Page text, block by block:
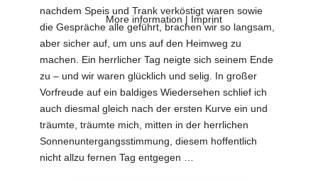
nachdem Speis und Trank verköstigt waren sowie
die Gespräche alle geführt, brachen wir so langsam,
aber sicher auf, um uns auf den Heimweg zu
machen. Ein herrlicher Tag neigte sich seinem Ende
zu – und wir waren glücklich und selig. In großer
Vorfreude auf ein baldiges Wiedersehen schlief ich
auch diesmal gleich nach der ersten Kurve ein und
träumte, träumte mich, mitten in der herrlichen
Sonnenuntergangsstimmung, diesem hoffentlich
nicht allzu fernen Tag entgegen …
More information | Imprint